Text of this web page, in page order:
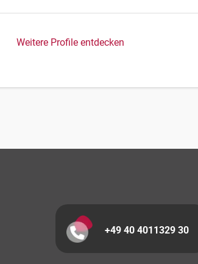
Weitere Profile entdecken
+49 40 4011329 30